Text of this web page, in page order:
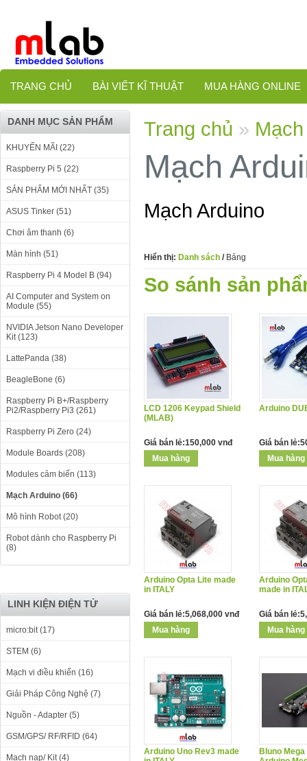
TRANG CHỦ BÀI VIẾT KĨ THUẬT MUA HÀNG ONLINE
DANH MỤC SẢN PHẨM
KHUYẾN MÃI (22)
Raspberry Pi 5 (22)
SẢN PHẨM MỚI NHẤT (35)
ASUS Tinker (51)
Chơi âm thanh (6)
Màn hình (51)
Raspberry Pi 4 Model B (94)
AI Computer and System on
Module (55)
NVIDIA Jetson Nano Developer
Kit (123)
LattePanda (38)
BeagleBone (6)
Raspberry Pi B+/Raspberry
Pi2/Raspberry Pi3 (261)
Raspberry Pi Zero (24)
Module Boards (208)
Modules cảm biến (113)
Mạch Arduino (66)
Mô hình Robot (20)
Robot dành cho Raspberry Pi
(8)
LINH KIỆN ĐIỆN TỬ
micro:bit (17)
STEM (6)
Mạch vi điều khiển (16)
Giải Pháp Công Nghệ (7)
Nguồn - Adapter (5)
GSM/GPS/ RF/RFID (64)
Mạch nạp/ Kit (4)
Trang chủ »
Mạch
Mạch Arduino
Hiển thị: Danh sách /Bảng
So sánh sản
LCD 1206 Keypad Shield
(MLAB)
Giá bán lẻ:150,000 vnđ
Arduino
Giá bán
Arduino Opta Lite made
in ITALY
Giá bán lẻ:5,068,000 vnđ
Arduino
made in
Giá bán
Arduino Uno Rev3 made
Bluno Mega